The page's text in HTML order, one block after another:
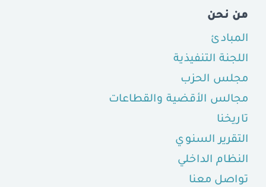
من نحن
المبادئ
اللجنة التنفيذية
مجلس الحزب
مجالس الأقضية والقطاعات
تاريخنا
التقرير السنوي
النظام الداخلي
تواصل معنا